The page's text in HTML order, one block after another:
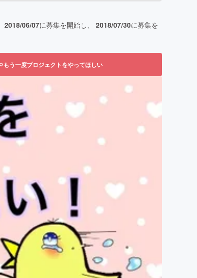
2018/06/07に募集を開始し、 2018/07/30に募集を
もう一度プロジェクトをやってほしい